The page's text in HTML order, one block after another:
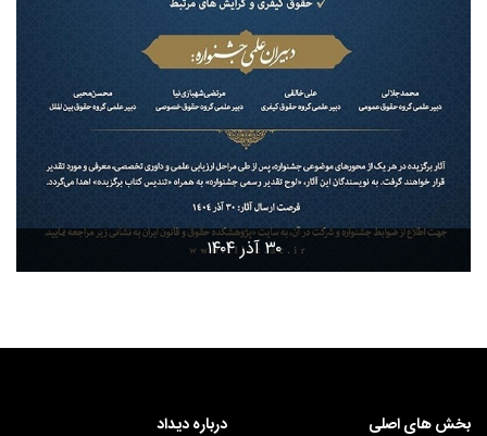
۳۰ آذر ۱۴۰۴
بخش های اصلی درباره دیداد